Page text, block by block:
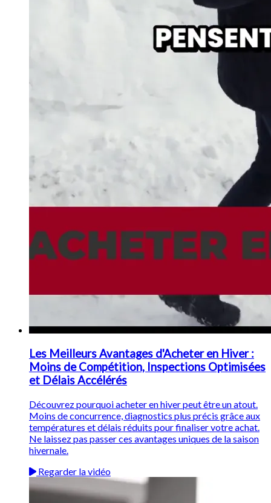
Les Meilleurs Avantages d'Acheter en Hiver :
Moins de Compétition, Inspections Optimisées
et Délais Accélérés
Découvrez pourquoi acheter en hiver peut être un atout.
Moins de concurrence, diagnostics plus précis grâce aux
températures et délais réduits pour finaliser votre achat.
Ne laissez pas passer ces avantages uniques de la saison
hivernale.
Regarder la vidéo